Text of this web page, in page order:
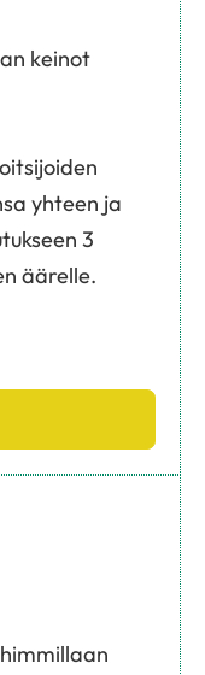
keinot
yhteen ja
3
äärelle.